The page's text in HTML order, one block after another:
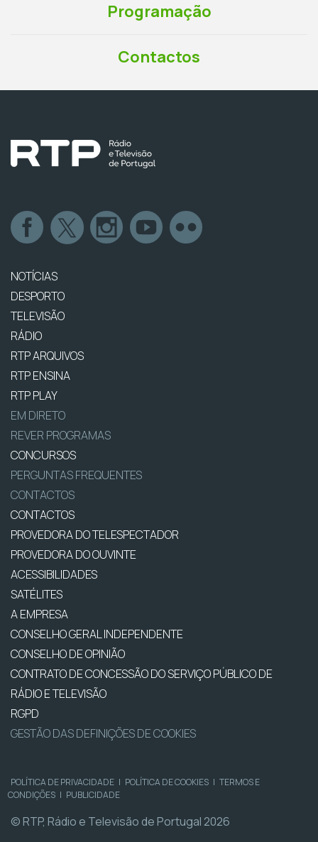
Programação
Contactos
NOTÍCIAS
DESPORTO
TELEVISÃO
RÁDIO
RTP ARQUIVOS
RTP ENSINA
RTP PLAY
EM DIRETO
REVER PROGRAMAS
CONCURSOS
PERGUNTAS FREQUENTES
CONTACTOS
CONTACTOS
PROVEDORA DO TELESPECTADOR
PROVEDORA DO OUVINTE
ACESSIBILIDADES
SATÉLITES
A EMPRESA
CONSELHO GERAL INDEPENDENTE
CONSELHO DE OPINIÃO
CONTRATO DE CONCESSÃO DO SERVIÇO PÚBLICO DE
RÁDIO E TELEVISÃO
RGPD
GESTÃO DAS DEFINIÇÕES DE COOKIES
POLÍTICA DE PRIVACIDADE | POLÍTICA DE COOKIES | TERMOS E
CONDIÇÕES | PUBLICIDADE
© RTP, Rádio e Televisão de Portugal 2026